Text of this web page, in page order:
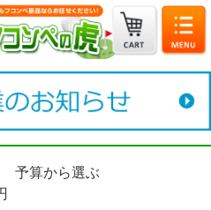
予算から選ぶ